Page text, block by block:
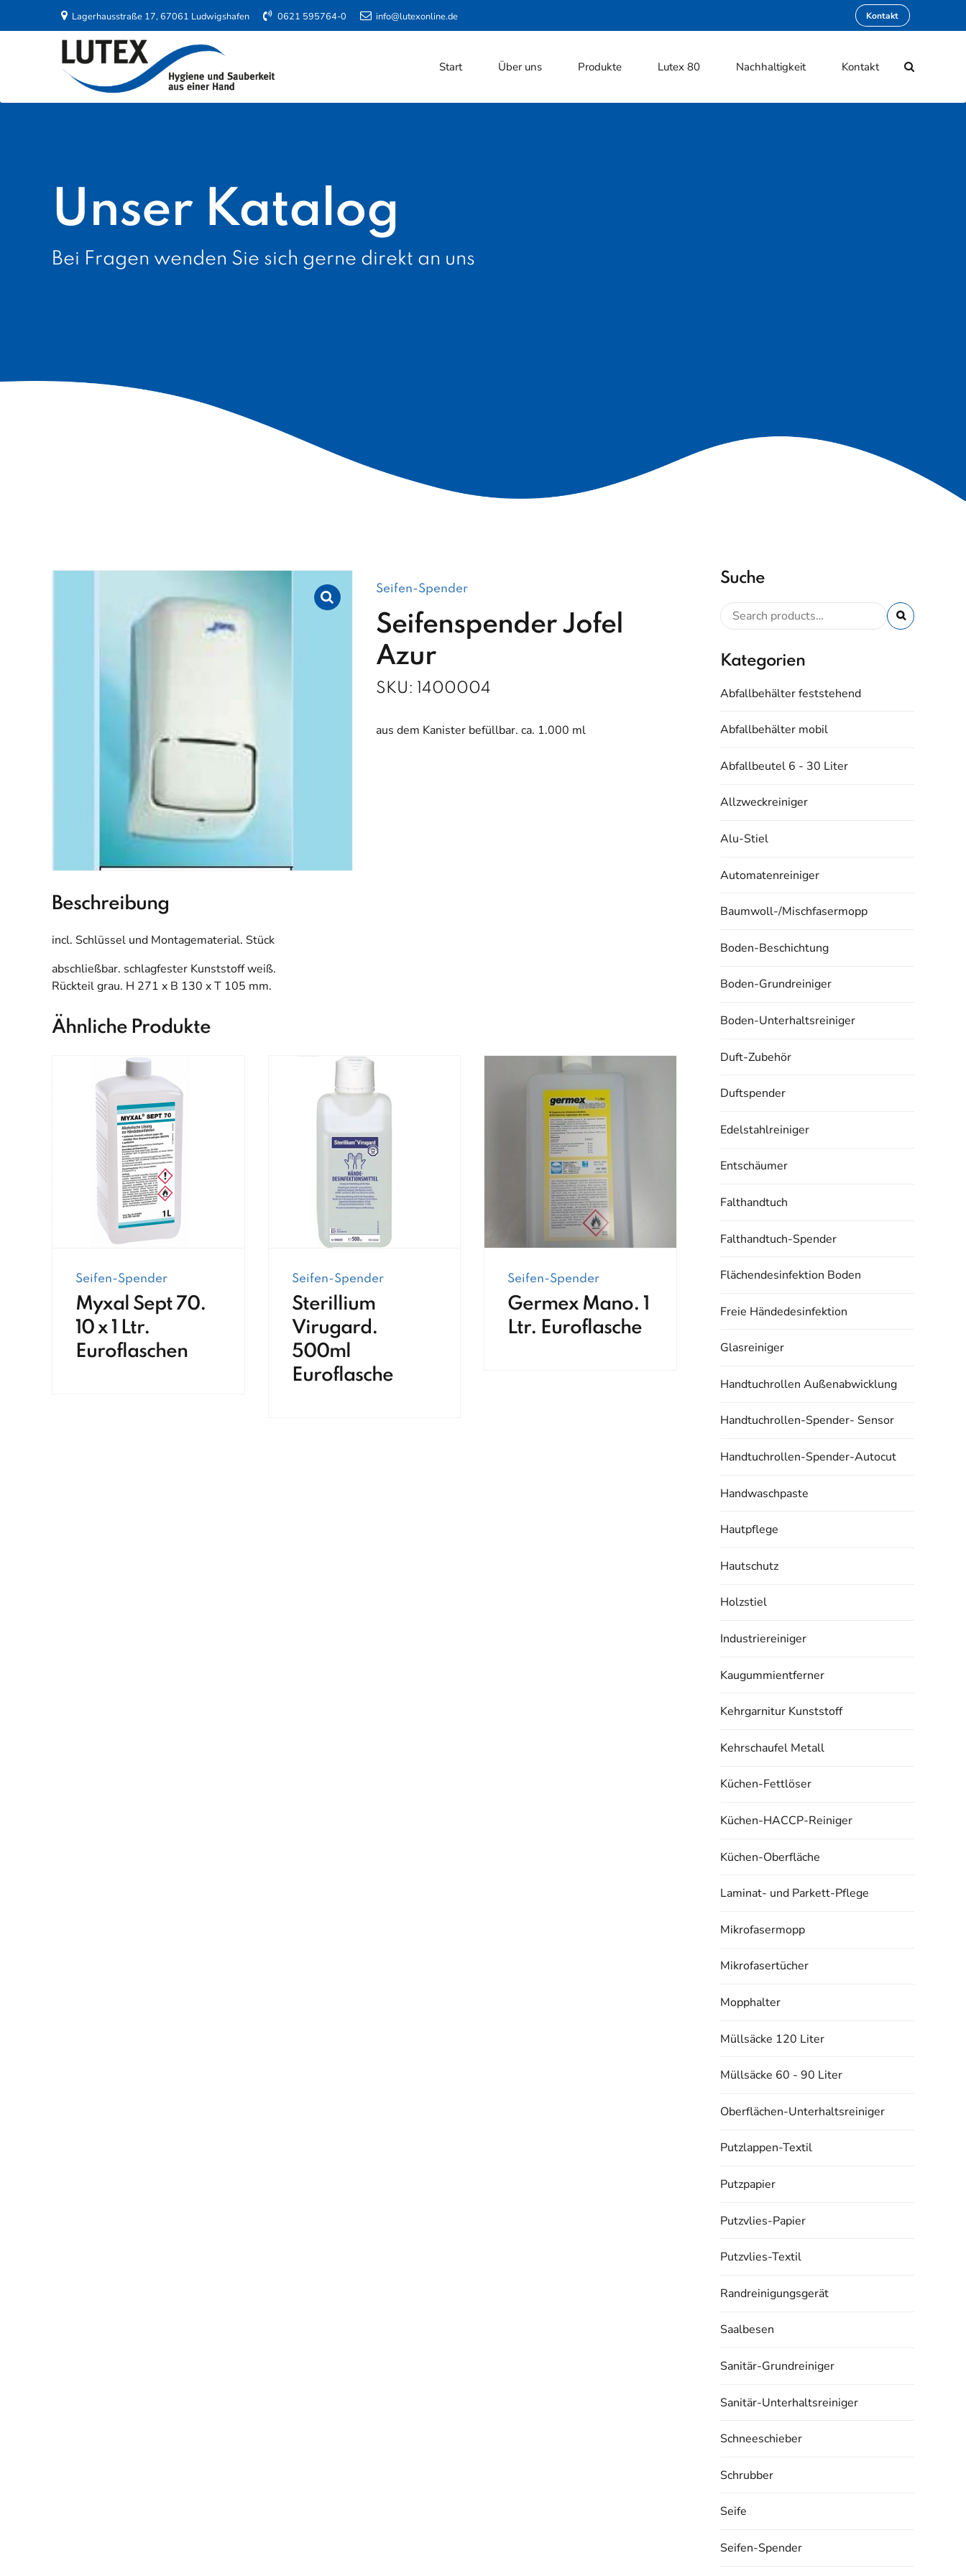
Lagerhausstraße 17, 67061 Ludwigshafen 0621 595764-0 info@lutexonline.de Kontakt
Start Über uns Produkte Lutex 80 Nachhaltigkeit Kontakt
Unser Katalog
Bei Fragen wenden Sie sich gerne direkt an uns
Seifen-Spender
Seifenspender Jofel
Azur
SKU: 1400004
aus dem Kanister befüllbar. ca. 1.000 ml
Beschreibung
incl. Schlüssel und Montagematerial. Stück
abschließbar. schlagfester Kunststoff weiß.
Rückteil grau. H 271 x B 130 x T 105 mm.
Ähnliche Produkte
Seifen-Spender
Myxal Sept 70.
10 x 1 Ltr.
Euroflaschen
Seifen-Spender
Sterillium
Virugard.
500ml
Euroflasche
Seifen-Spender
Germex Mano. 1
Ltr. Euroflasche
Suche
Kategorien
Abfallbehälter feststehend
Abfallbehälter mobil
Abfallbeutel 6 - 30 Liter
Allzweckreiniger
Alu-Stiel
Automatenreiniger
Baumwoll-/Mischfasermopp
Boden-Beschichtung
Boden-Grundreiniger
Boden-Unterhaltsreiniger
Duft-Zubehör
Duftspender
Edelstahlreiniger
Entschäumer
Falthandtuch
Falthandtuch-Spender
Flächendesinfektion Boden
Freie Händedesinfektion
Glasreiniger
Handtuchrollen Außenabwicklung
Handtuchrollen-Spender- Sensor
Handtuchrollen-Spender-Autocut
Handwaschpaste
Hautpflege
Hautschutz
Holzstiel
Industriereiniger
Kaugummientferner
Kehrgarnitur Kunststoff
Kehrschaufel Metall
Küchen-Fettlöser
Küchen-HACCP-Reiniger
Küchen-Oberfläche
Laminat- und Parkett-Pflege
Mikrofasermopp
Mikrofasertücher
Mopphalter
Müllsäcke 120 Liter
Müllsäcke 60 - 90 Liter
Oberflächen-Unterhaltsreiniger
Putzlappen-Textil
Putzpapier
Putzvlies-Papier
Putzvlies-Textil
Randreinigungsgerät
Saalbesen
Sanitär-Grundreiniger
Sanitär-Unterhaltsreiniger
Schneeschieber
Schrubber
Seife
Seifen-Spender